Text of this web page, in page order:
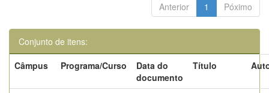
Anterior 1 Póximo
Conjunto de itens:
Câmpus
Programa/Curso
Data do
documento
Título